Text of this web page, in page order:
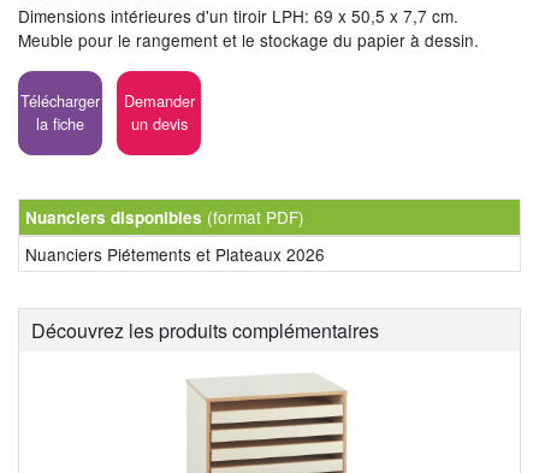
Dimensions intérieures d'un tiroir LPH: 69 x 50,5 x 7,7 cm.
Meuble pour le rangement et le stockage du papier à dessin.
Télécharger
la fiche
Demander
un devis
Nuanciers disponibles (format PDF)
Nuanciers Piétements et Plateaux 2026
Découvrez les produits complémentaires